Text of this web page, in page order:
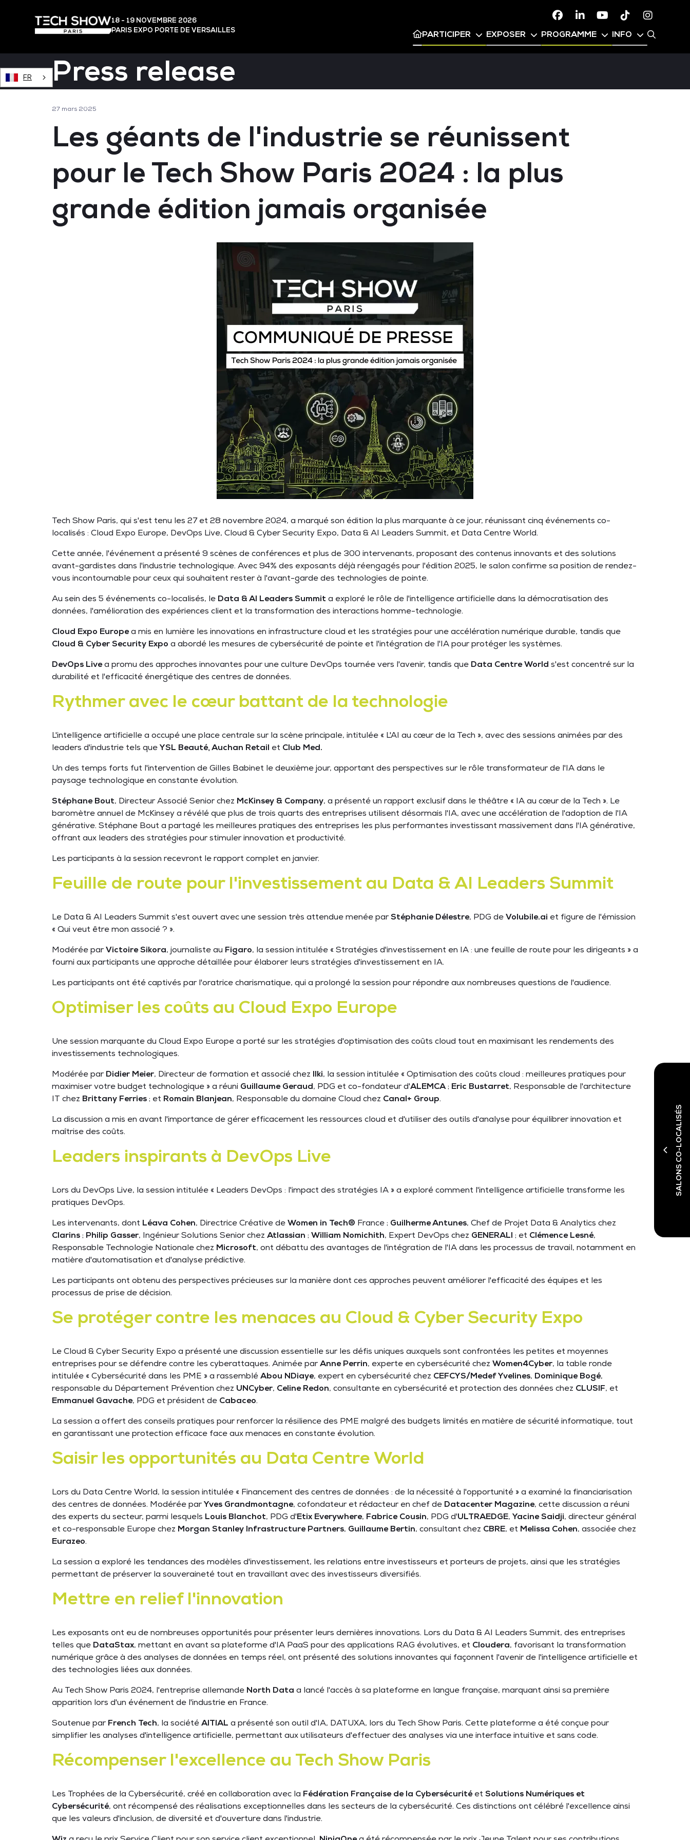
18 - 19 NOVEMBRE 2026
PARIS EXPO PORTE DE VERSAILLES
FacebookLinkedinYoutubeTikTok
PARTICIPER EXPOSER PROGRAMME INFO
FR
SALONS CO-LOCALISÉS
Press release
27 mars 2025
Les géants de l'industrie se réunissent
pour le Tech Show Paris 2024 : la plus
grande édition jamais organisée
Tech Show Paris, qui s'est tenu les 27 et 28 novembre 2024, a marqué son édition la plus marquante à ce jour, réunissant cinq événements co-
localisés : Cloud Expo Europe, DevOps Live, Cloud & Cyber Security Expo, Data & AI Leaders Summit, et Data Centre World.
Cette année, l'événement a présenté 9 scènes de conférences et plus de 300 intervenants, proposant des contenus innovants et des solutions
avant-gardistes dans l'industrie technologique. Avec 94% des exposants déjà réengagés pour l'édition 2025, le salon confirme sa position de rendez-
vous incontournable pour ceux qui souhaitent rester à l'avant-garde des technologies de pointe.
Au sein des 5 événements co-localisés, le Data & AI Leaders Summita exploré le rôle de l'intelligence artificielle dans la démocratisation des
données, l'amélioration des expériences client et la transformation des interactions homme-technologie.
Cloud Expo Europea mis en lumière les innovations en infrastructure cloud et les stratégies pour une accélération numérique durable, tandis que
Cloud & Cyber Security Expo a abordé les mesures de cybersécurité de pointe et l'intégration de l'IA pour protéger les systèmes.
DevOps Livea promu des approches innovantes pour une culture DevOps tournée vers l'avenir, tandis que Data Centre World s'est concentré sur la
durabilité et l'efficacité énergétique des centres de données.
Rythmer avec le cœur battant de la technologie
L'intelligence artificielle a occupé une place centrale sur la scène principale, intitulée « L'AI au cœur de la Tech », avec des sessions animées par des
leaders d'industrie tels que YSL Beauté, Auchan Retail etClub Med.
Un des temps forts fut l'intervention de Gilles Babinet le deuxième jour, apportant des perspectives sur le rôle transformateur de l'IA dans le
paysage technologique en constante évolution.
Stéphane Bout, Directeur Associé Senior chez McKinsey & Company, a présenté un rapport exclusif dans le théâtre « IA au cœur de la Tech ». Le
baromètre annuel de McKinsey a révélé que plus de trois quarts des entreprises utilisent désormais l'IA, avec une accélération de l'adoption de l'IA
générative. Stéphane Bout a partagé les meilleures pratiques des entreprises les plus performantes investissant massivement dans l'IA générative,
offrant aux leaders des stratégies pour stimuler innovation et productivité.
Les participants à la session recevront le rapport complet en janvier.
Feuille de route pour l'investissement au Data & AI Leaders Summit
Le Data & AI Leaders Summit s'est ouvert avec une session très attendue menée parStéphanie Délestre, PDG de Volubile.ai et figure de l'émission
« Qui veut être mon associé ? ».
Modérée parVictoire Sikora, journaliste au Figaro, la session intitulée « Stratégies d'investissement en IA : une feuille de route pour les dirigeants » a
fourni aux participants une approche détaillée pour élaborer leurs stratégies d'investissement en IA.
Les participants ont été captivés par l'oratrice charismatique, qui a prolongé la session pour répondre aux nombreuses questions de l'audience.
Optimiser les coûts au Cloud Expo Europe
Une session marquante du Cloud Expo Europe a porté sur les stratégies d'optimisation des coûts cloud tout en maximisant les rendements des
investissements technologiques.
Modérée par Didier Meier, Directeur de formation et associé chez Ilki, la session intitulée « Optimisation des coûts cloud : meilleures pratiques pour
maximiser votre budget technologique » a réuni Guillaume Geraud, PDG et co-fondateur d'ALEMCA; Eric Bustarret, Responsable de l'architecture
IT chez Brittany Ferries; et Romain Blanjean, Responsable du domaine Cloud chez Canal+ Group.
La discussion a mis en avant l'importance de gérer efficacement les ressources cloud et d'utiliser des outils d'analyse pour équilibrer innovation et
maîtrise des coûts.
Leaders inspirants à DevOps Live
Lors du DevOps Live, la session intitulée « Leaders DevOps : l'impact des stratégies IA » a exploré comment l'intelligence artificielle transforme les
pratiques DevOps.
Les intervenants, dontLéava Cohen, Directrice Créative de Women in Tech® France ; Guilherme Antunes, Chef de Projet Data & Analytics chez
Clarins; Philip Gasser, Ingénieur Solutions Senior chez Atlassian ; William Nomichith, Expert DevOps chez GENERALI ; et Clémence Lesné,
Responsable Technologie Nationale chez Microsoft, ont débattu des avantages de l'intégration de l'IA dans les processus de travail, notamment en
matière d'automatisation et d'analyse prédictive.
Les participants ont obtenu des perspectives précieuses sur la manière dont ces approches peuvent améliorer l'efficacité des équipes et les
processus de prise de décision.
Se protéger contre les menaces au Cloud & Cyber Security Expo
Le Cloud & Cyber Security Expo a présenté une discussion essentielle sur les défis uniques auxquels sont confrontées les petites et moyennes
entreprises pour se défendre contre les cyberattaques. Animée parAnne Perrin, experte en cybersécurité chez Women4Cyber, la table ronde
intitulée « Cybersécurité dans les PME » a rassemblé Abou NDiaye, expert en cybersécurité chez CEFCYS/Medef Yvelines, Dominique Bogé,
responsable du Département Prévention chez UNCyber, Celine Redon, consultante en cybersécurité et protection des données chez CLUSIF, et
Emmanuel Gavache, PDG et président de Cabaceo.
La session a offert des conseils pratiques pour renforcer la résilience des PME malgré des budgets limités en matière de sécurité informatique, tout
en garantissant une protection efficace face aux menaces en constante évolution.
Saisir les opportunités au Data Centre World
Lors du Data Centre World, la session intitulée « Financement des centres de données : de la nécessité à l'opportunité » a examiné la financiarisation
des centres de données. Modérée parYves Grandmontagne, cofondateur et rédacteur en chef de Datacenter Magazine, cette discussion a réuni
des experts du secteur, parmi lesquels Louis Blanchot, PDG d'Etix Everywhere, Fabrice Cousin, PDG d'ULTRAEDGE, Yacine Saidji, directeur général
et co-responsable Europe chez Morgan Stanley Infrastructure Partners, Guillaume Bertin, consultant chez CBRE, et Melissa Cohen, associée chez
Eurazeo.
La session a exploré les tendances des modèles d'investissement, les relations entre investisseurs et porteurs de projets, ainsi que les stratégies
permettant de préserver la souveraineté tout en travaillant avec des investisseurs diversifiés.
Mettre en relief l'innovation
Les exposants ont eu de nombreuses opportunités pour présenter leurs dernières innovations. Lors du Data & AI Leaders Summit, des entreprises
telles que DataStax, mettant en avant sa plateforme d'IA PaaS pour des applications RAG évolutives, et Cloudera, favorisant la transformation
numérique grâce à des analyses de données en temps réel, ont présenté des solutions innovantes qui façonnent l'avenir de l'intelligence artificielle et
des technologies liées aux données.
Au Tech Show Paris 2024, l'entreprise allemande North Data a lancé l'accès à sa plateforme en langue française, marquant ainsi sa première
apparition lors d'un événement de l'industrie en France.
Soutenue parFrench Tech, la société AITIAL a présenté son outil d'IA, DATUXA, lors du Tech Show Paris. Cette plateforme a été conçue pour
simplifier les analyses d'intelligence artificielle, permettant aux utilisateurs d'effectuer des analyses via une interface intuitive et sans code.
Récompenser l'excellence au Tech Show Paris
Les Trophées de la Cybersécurité, créé en collaboration avec la Fédération Française de la Cybersécuritéet Solutions Numériques et
Cybersécurité, ont récompensé des réalisations exceptionnelles dans les secteurs de la cybersécurité. Ces distinctions ont célébré l'excellence ainsi
que les valeurs d'inclusion, de diversité et d'ouverture dans l'industrie.